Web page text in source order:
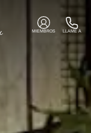
MIEMBROS LLAME A